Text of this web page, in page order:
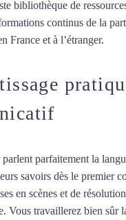
bibliothèque de
continus de la
France et à l’étranger.
parfaitement la
savoirs dès le premier
en scènes et de
Vous travaillerez bien sûr